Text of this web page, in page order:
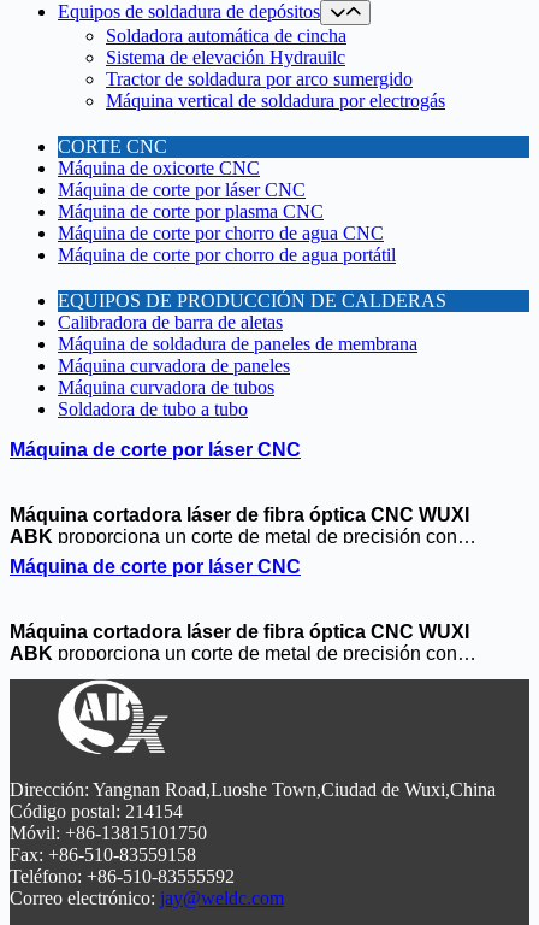
Equipos de soldadura de depósitos
Soldadora automática de cincha
Sistema de elevación Hydrauilc
Tractor de soldadura por arco sumergido
Máquina vertical de soldadura por electrogás
CORTE CNC
Máquina de oxicorte CNC
Máquina de corte por láser CNC
Máquina de corte por plasma CNC
Máquina de corte por chorro de agua CNC
Máquina de corte por chorro de agua portátil
EQUIPOS DE PRODUCCIÓN DE CALDERAS
Calibradora de barra de aletas
Máquina de soldadura de paneles de membrana
Máquina curvadora de paneles
Máquina curvadora de tubos
Soldadora de tubo a tubo
Máquina de corte por láser CNC
Máquina cortadora láser de fibra óptica CNC WUXI
ABK proporciona un corte de metal de precisión con
tecnología láser de fibra avanzada de 500W/1000W. Con
guías HIWIN, servos Panasonic y sistema de control Befo de
bajo consumo de acero, aluminio y cobre. La eliminación de
polvo integrada mantiene un funcionamiento limpio. Ideal
para las industrias de automoción, aeroespacial y de
fabricación de chapa metálica.
Máquina de corte por láser CNC
Máquina cortadora láser de fibra óptica CNC WUXI
ABK proporciona un corte de metal de precisión con
tecnología láser de fibra avanzada de 500W/1000W. Con
guías HIWIN, servos Panasonic y sistema de control Befo de
Alemania, garantiza un procesamiento de alta velocidad y
bajo consumo de acero, aluminio y cobre. La eliminación de
para las industrias de automoción, aeroespacial y de
fabricación de chapa metálica.
Dirección: Yangnan Road,Luoshe Town,Ciudad de Wuxi,China
Código postal: 214154
Móvil: +86-13815101750
Fax: +86-510-83559158
Teléfono: +86-510-83555592
Correo electrónico: jay@weldc.com